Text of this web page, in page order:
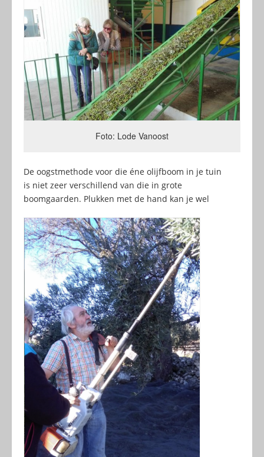
Foto: Lode Vanoost
De oogstmethode voor die éne olijfboom in je tuin
is niet zeer verschillend van die in grote
boomgaarden. Plukken met de hand kan je wel